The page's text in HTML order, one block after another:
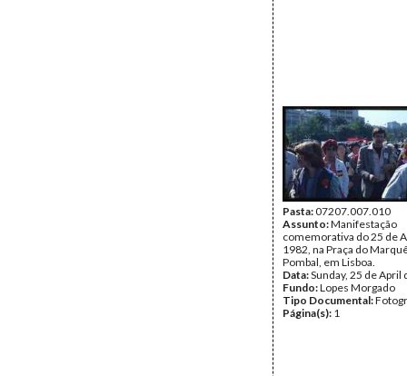
Pasta:07207.007.010
Assunto:Manifestação
comemorativa do 25 de
1982, na Praça do
Pombal, em Lisboa.
Data:Sunday, 25 de April
Fundo:Lopes Morgado
Tipo Documental:
Página(s): 1